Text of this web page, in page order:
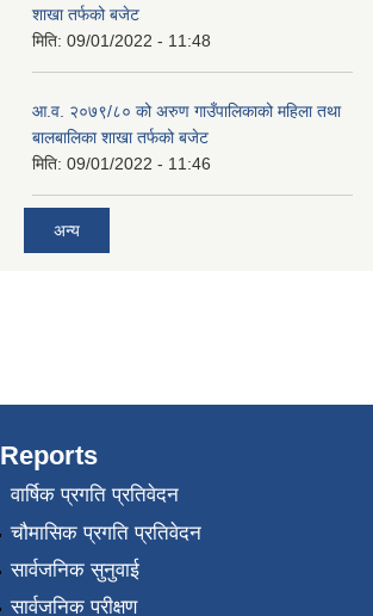
शाखा तर्फको बजेट
मिति: 09/01/2022 - 11:48
आ.व. २०७९/८० को अरुण गाउँपालिकाको महिला तथा
बालबालिका शाखा तर्फको बजेट
मिति: 09/01/2022 - 11:46
अन्य
Reports
वार्षिक प्रगति प्रतिवेदन
चौमासिक प्रगति प्रतिवेदन
सार्वजनिक सुनुवाई
सार्वजनिक परीक्षण